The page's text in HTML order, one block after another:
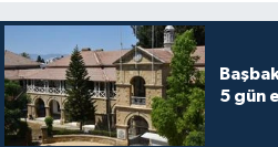
5 gün